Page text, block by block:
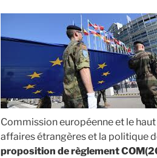
Commission européenne et le
affaires étrangères et la politique
proposition de règlement